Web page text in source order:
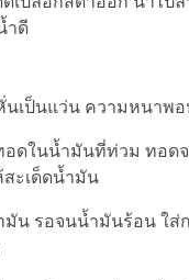
ำดี
นเป็นแว่น ความหนาพ
อดในน้ำมันที่ท่วม ทอดจ
ะเด็ดน้ำมัน
มัน รอจนน้ำมันร้อน ใส่ก